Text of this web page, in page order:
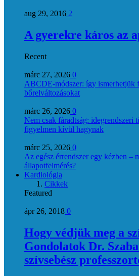
aug 29, 2016 2
A gyerekre káros az
Recent
márc 27, 2026 0
ABCDE‑módszer: így ismerhetjük
bőrelváltozásokat
márc 26, 2026 0
Nem csak fáradtság: idegrendszeri
figyelmen kívül hagynak
márc 25, 2026 0
Az egész érrendszer egy kézben –
állapotfelmérés?
Kardiológia
Cikkek
Featured
ápr 26, 2018 0
Hogy védjük meg a
Gondolatok Dr.
szívsebész